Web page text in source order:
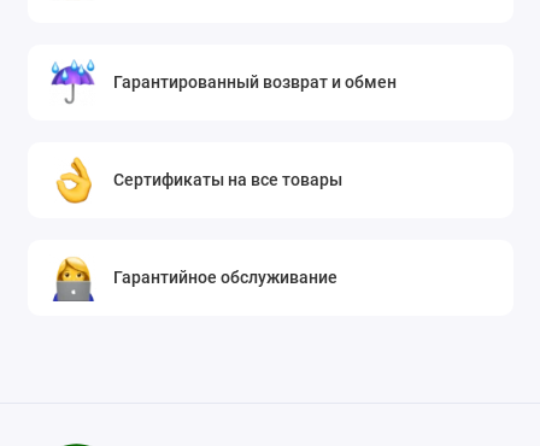
Гарантированный возврат и обмен
Сертификаты на все товары
Гарантийное обслуживание